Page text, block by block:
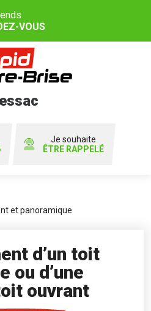
VOUS
Je souhaite
ÊTRE RAPPELÉ
et panoramique
d’un toit
ou d’une
ouvrant